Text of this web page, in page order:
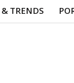
TRENDS